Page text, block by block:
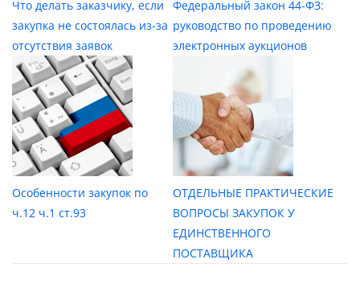
Что делать заказчику, если
закупка не состоялась из-за
отсутствия заявок
Федеральный закон 44-ФЗ:
руководство по проведению
электронных аукционов
Особенности закупок по
ч.12 ч.1 ст.93
ОТДЕЛЬНЫЕ ПРАКТИЧЕСКИЕ
ВОПРОСЫ ЗАКУПОК У
ЕДИНСТВЕННОГО
ПОСТАВЩИКА